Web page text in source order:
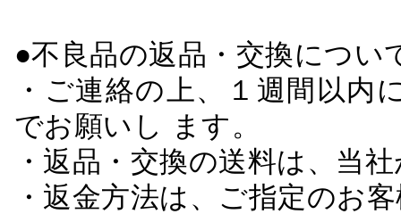
●不良品の返品・交換につい
・ご連絡の上、１週間以
でお願いし ます。
・返品・交換の送料は、当
・返金方法は、ご指定のお